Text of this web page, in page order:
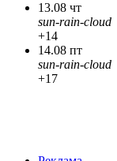
13.08 чт
sun-rain-cloud
+14
14.08 пт
sun-rain-cloud
+17